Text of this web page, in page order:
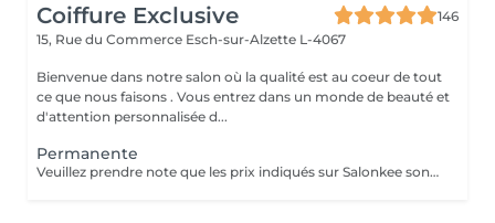
Coiffure Exclusive
146
15, Rue du Commerce Esch-sur-Alzette L-4067
Bienvenue dans notre salon où la qualité est au coeur de tout
ce que nous faisons . Vous entrez dans un monde de beauté et
d'attention personnalisée d...
Permanente
Veuillez prendre note que les prix indiqués sur Salonkee sont communiqués à titre informatif et s'entendent de base. Ces derniers sont susceptibles de varier selon le diagnostic réalisé à votre arrivée au salon et l'expertise du professionnel à qui vous confiez votre beauté. Un grand merci d'avance pour votre compréhension. Au plaisir de vous recevoir très vite.